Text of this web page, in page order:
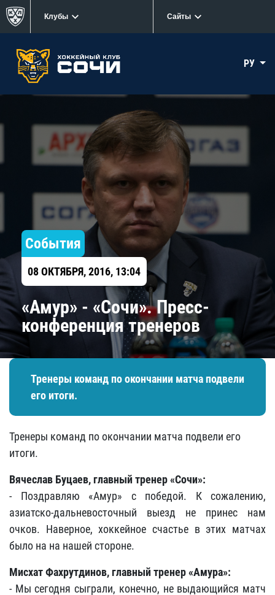
Клубы Сайты
РУ
События
08 ОКТЯБРЯ, 2016, 13:04
«Амур» - «Сочи». Пресс-
конференция тренеров
Тренеры команд по окончании матча подвели
его итоги.
Тренеры команд по окончании матча подвели его
итоги.
Вячеслав Буцаев, главный тренер «Сочи»:
- Поздравляю «Амур» с победой. К сожалению,
азиатско-дальневосточный выезд не принес нам
очков. Наверное, хоккейное счастье в этих матчах
было на на нашей стороне.
Мисхат Фахрутдинов, главный тренер «Амура»:
- Мы сегодня сыграли, конечно, не выдающийся матч